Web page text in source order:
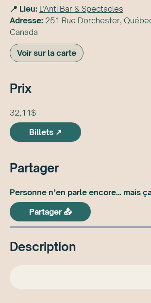
📍 Lieu: L'Anti Bar & Spectacles
Adresse: 251 Rue Dorchester,
Canada
Voir sur la carte
Prix
32,11$
Billets ↗
Partager
Personne n’en parle encore… mais
Partager 📤
Description